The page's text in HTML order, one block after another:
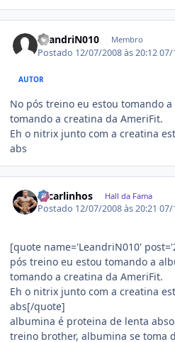
LeandriN010 Membro
Postado 12/07/2008 às 20:1207/
AUTOR
No pós treino eu estou tomando
tomando a creatina da AmeriFit.
Eh o nitrix junto com a creatina
abs
zecarlinhos Hall da Fama
Postado 12/07/2008 às 20:2107/
[quote name='LeandriN010'
pós treino eu estou tomando a
tomando a creatina da AmeriFit.
Eh o nitrix junto com a creatina
abs[/quote]
albumina é proteina de lenta
treino brother, albumina se toma